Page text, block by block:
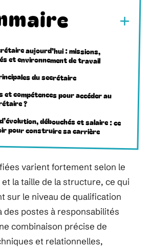
aujourd’hui : missions,
et environnement de travail
du secrétaire
et compétences pour accéder au
?
débouchés et salaire : ce
pour construire sa carrière
varient fortement selon le
la taille de la structure, ce qui
sur le niveau de qualification
des postes à responsabilités
combinaison précise de
et relationnelles,